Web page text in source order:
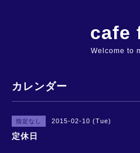
cafe
Welcome to
カレンダー
指定なし 2015-02-10 (Tue)
定休日